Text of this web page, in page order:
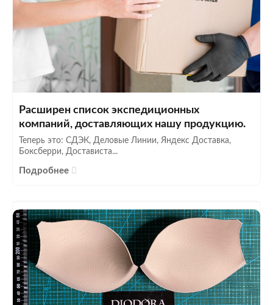
Расширен список экспедиционных
компаний, доставляющих нашу продукцию.
Теперь это: СДЭК, Деловые Линии, Яндекс Доставка,
Боксберри, Достависта...
Подробнее